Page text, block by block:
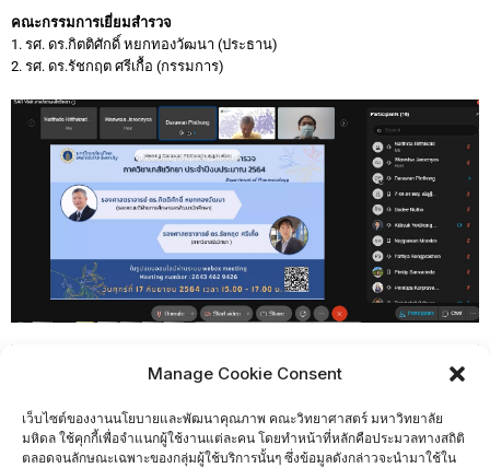
Manage Cookie Consent
เว็บไซต์ของงานนโยบายและพัฒนาคุณภาพ คณะวิทยาศาสตร์ มหาวิทยาลัย
มหิดล ใช้คุกกี้เพื่อจำแนกผู้ใช้งานแต่ละคน โดยทำหน้าที่หลักคือประมวลทางสถิติ
ตลอดจนลักษณะเฉพาะของกลุ่มผู้ใช้บริการนั้นๆ ซึ่งข้อมูลดังกล่าวจะนำมาใช้ใน
คณะกรรมการเยี่ยมสำรวจ
1. รศ. ดร.กิตติศักดิ์ หยกทองวัฒนา (ประธาน)
2. รศ. ดร.รัชกฤต ศรีเกื้อ (กรรมการ)